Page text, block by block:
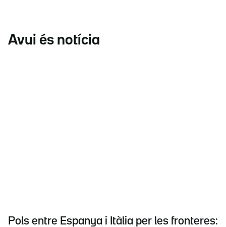
Avui és notícia
Pols entre Espanya i Itàlia per les fronteres: